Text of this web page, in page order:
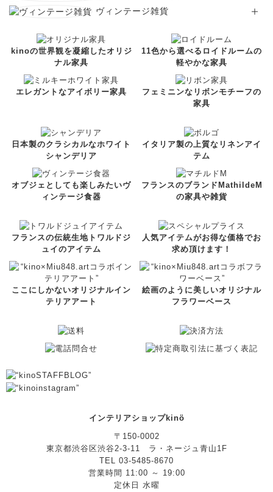
ヴィンテージ雑貨
kinoの世界観を凝縮したオリジ
ナル家具
11色から選べるロイドルームの
軽やかな家具
エレガントなアイボリー家具
フェミニンなリボンモチーフの
家具
日本製のクラシカルなホワイト
シャンデリア
イタリア製の上質なリネンアイ
テム
オブジェとしても楽しみたいヴ
ィンテージ食器
フランスのブランドMathildeM
の家具や雑貨
フランスの伝統生地トワルドジ
ュイのアイテム
人気アイテムがお得な価格でお
求め頂けます！
ここにしかないオリジナルイン
テリアアート
絵画のように美しいオリジナル
フラワーベース
インテリアショップkinö
〒150-0002
東京都渋谷区渋谷2-3-11 ラ・ネージュ青山1F
TEL 03-5485-8670
営業時間 11:00 ～ 19:00
定休日 水曜